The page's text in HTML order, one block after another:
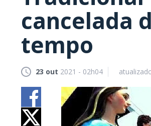
cancelada
tempo
23 out 2021 - 02h04